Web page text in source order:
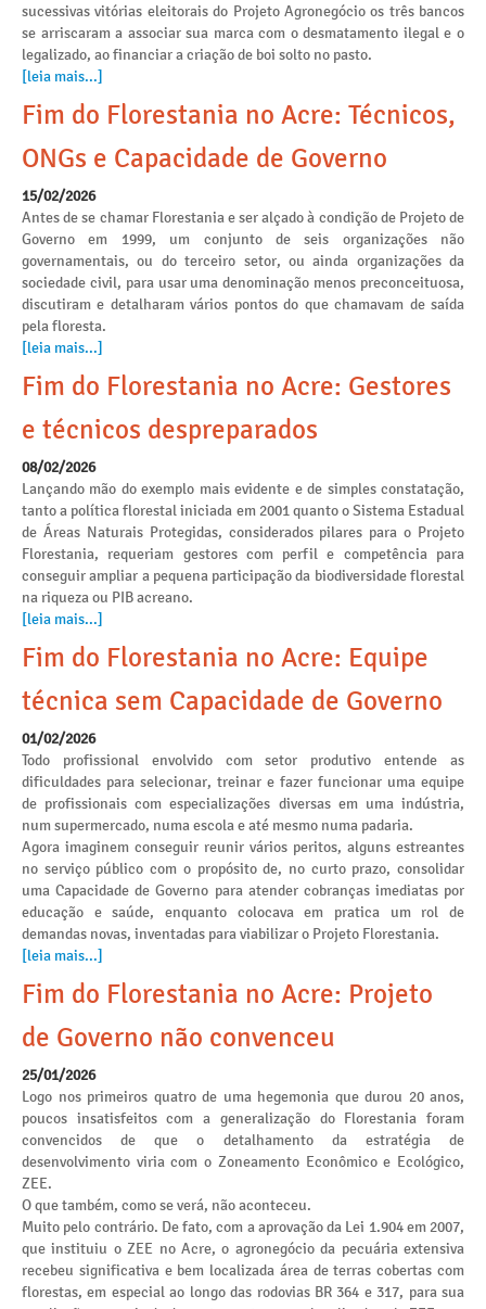
sucessivas vitórias eleitorais do Projeto Agronegócio os três bancos
se arriscaram a associar sua marca com o desmatamento ilegal e o
legalizado, ao financiar a criação de boi solto no pasto.
[leia mais...]
Fim do Florestania no Acre: Técnicos,
ONGs e Capacidade de Governo
15/02/2026
Antes de se chamar Florestania e ser alçado à condição de Projeto de
Governo em 1999, um conjunto de seis organizações não
governamentais, ou do terceiro setor, ou ainda organizações da
sociedade civil, para usar uma denominação menos preconceituosa,
discutiram e detalharam vários pontos do que chamavam de saída
pela floresta.
[leia mais...]
Fim do Florestania no Acre: Gestores
e técnicos despreparados
08/02/2026
Lançando mão do exemplo mais evidente e de simples constatação,
tanto a política florestal iniciada em 2001 quanto o Sistema Estadual
de Áreas Naturais Protegidas, considerados pilares para o Projeto
Florestania, requeriam gestores com perfil e competência para
conseguir ampliar a pequena participação da biodiversidade florestal
na riqueza ou PIB acreano.
[leia mais...]
Fim do Florestania no Acre: Equipe
técnica sem Capacidade de Governo
01/02/2026
Todo profissional envolvido com setor produtivo entende as
dificuldades para selecionar, treinar e fazer funcionar uma equipe
de profissionais com especializações diversas em uma indústria,
num supermercado, numa escola e até mesmo numa padaria.
Agora imaginem conseguir reunir vários peritos, alguns estreantes
no serviço público com o propósito de, no curto prazo, consolidar
uma Capacidade de Governo para atender cobranças imediatas por
educação e saúde, enquanto colocava em pratica um rol de
demandas novas, inventadas para viabilizar o Projeto Florestania.
[leia mais...]
Fim do Florestania no Acre: Projeto
de Governo não convenceu
25/01/2026
Logo nos primeiros quatro de uma hegemonia que durou 20 anos,
poucos insatisfeitos com a generalização do Florestania foram
convencidos de que o detalhamento da estratégia de
desenvolvimento viria com o Zoneamento Econômico e Ecológico,
ZEE.
O que também, como se verá, não aconteceu.
Muito pelo contrário. De fato, com a aprovação da Lei 1.904 em 2007,
que instituiu o ZEE no Acre, o agronegócio da pecuária extensiva
recebeu significativa e bem localizada área de terras cobertas com
florestas, em especial ao longo das rodovias BR 364 e 317, para sua